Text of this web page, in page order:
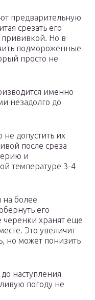
предварительную
срезать его
прививкой. Но в
подмороженные
просто не
именно
незадолго до
допустить их
после среза
и
температуре 3-4
на более
его
черенки хранят еще
Это увеличит
но может понизить
наступления
погоду не